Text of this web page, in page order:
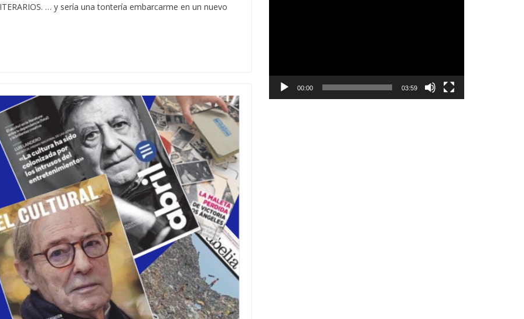
… y sería una tontería embarcarme en un nuevo
c
00:00 03:59